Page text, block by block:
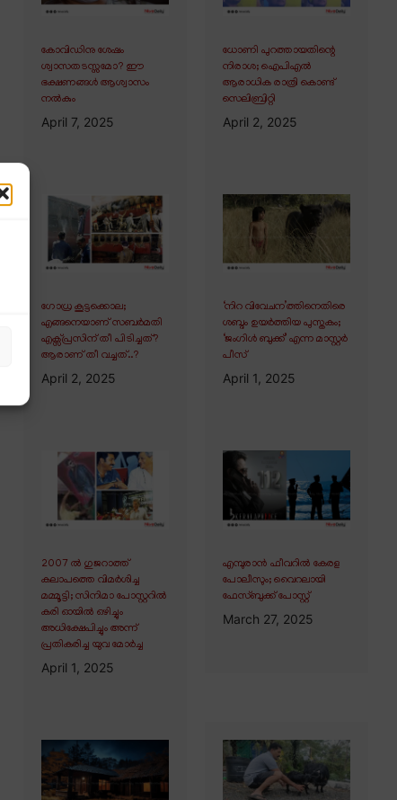
കോവിഡിനു ശേഷം
ശ്വാസതടസ്സമോ? ഈ
ഭക്ഷണങ്ങൾ ആശ്വാസം
നൽകും
April 7, 2025
ധോണി പുറത്തായതിന്റെ
നിരാശ; ഐപിഎൽ
ആരാധിക രാത്രി കൊണ്ട്
സെലിബ്രിറ്റി
April 2, 2025
ഗോധ്ര കൂട്ടക്കൊല;
എങ്ങനെയാണ് സബർമതി
എക്സ്പ്രസിന് തീ പിടിച്ചത്?
ആരാണ് തീ വച്ചത്..?
April 2, 2025
‘നിറ വിവേചന’ത്തിനെതിരെ
ശബ്ദം ഉയർത്തിയ പുസ്തകം;
‘ജംഗിൾ ബുക്ക്’ എന്ന മാസ്റ്റർ
പീസ്
April 1, 2025
2007 ൽ ഗുജറാത്ത്
കലാപത്തെ വിമർശിച്ച
മമ്മൂട്ടി; സിനിമാ പോസ്റ്ററിൽ
കരി ഓയിൽ ഒഴിച്ചും
അധിക്ഷേപിച്ചും അന്ന്
പ്രതികരിച്ച യുവ മോർച്ച
April 1, 2025
എമ്പുരാൻ ഫീവറിൽ കേരള
പോലീസും; വൈറലായി
ഫേസ്ബുക്ക് പോസ്റ്റ്
March 27, 2025